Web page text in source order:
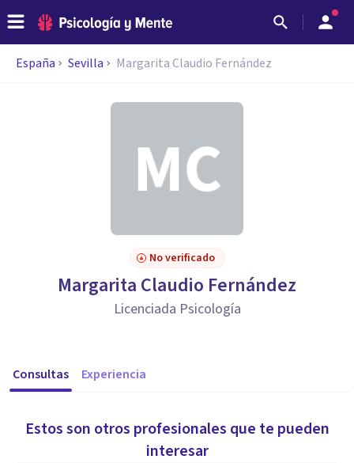
España Sevilla Margarita Claudio Fernández
No verificado
Margarita Claudio Fernández
Licenciada Psicología
Consultas Experiencia
Estos son otros profesionales que te pueden
interesar